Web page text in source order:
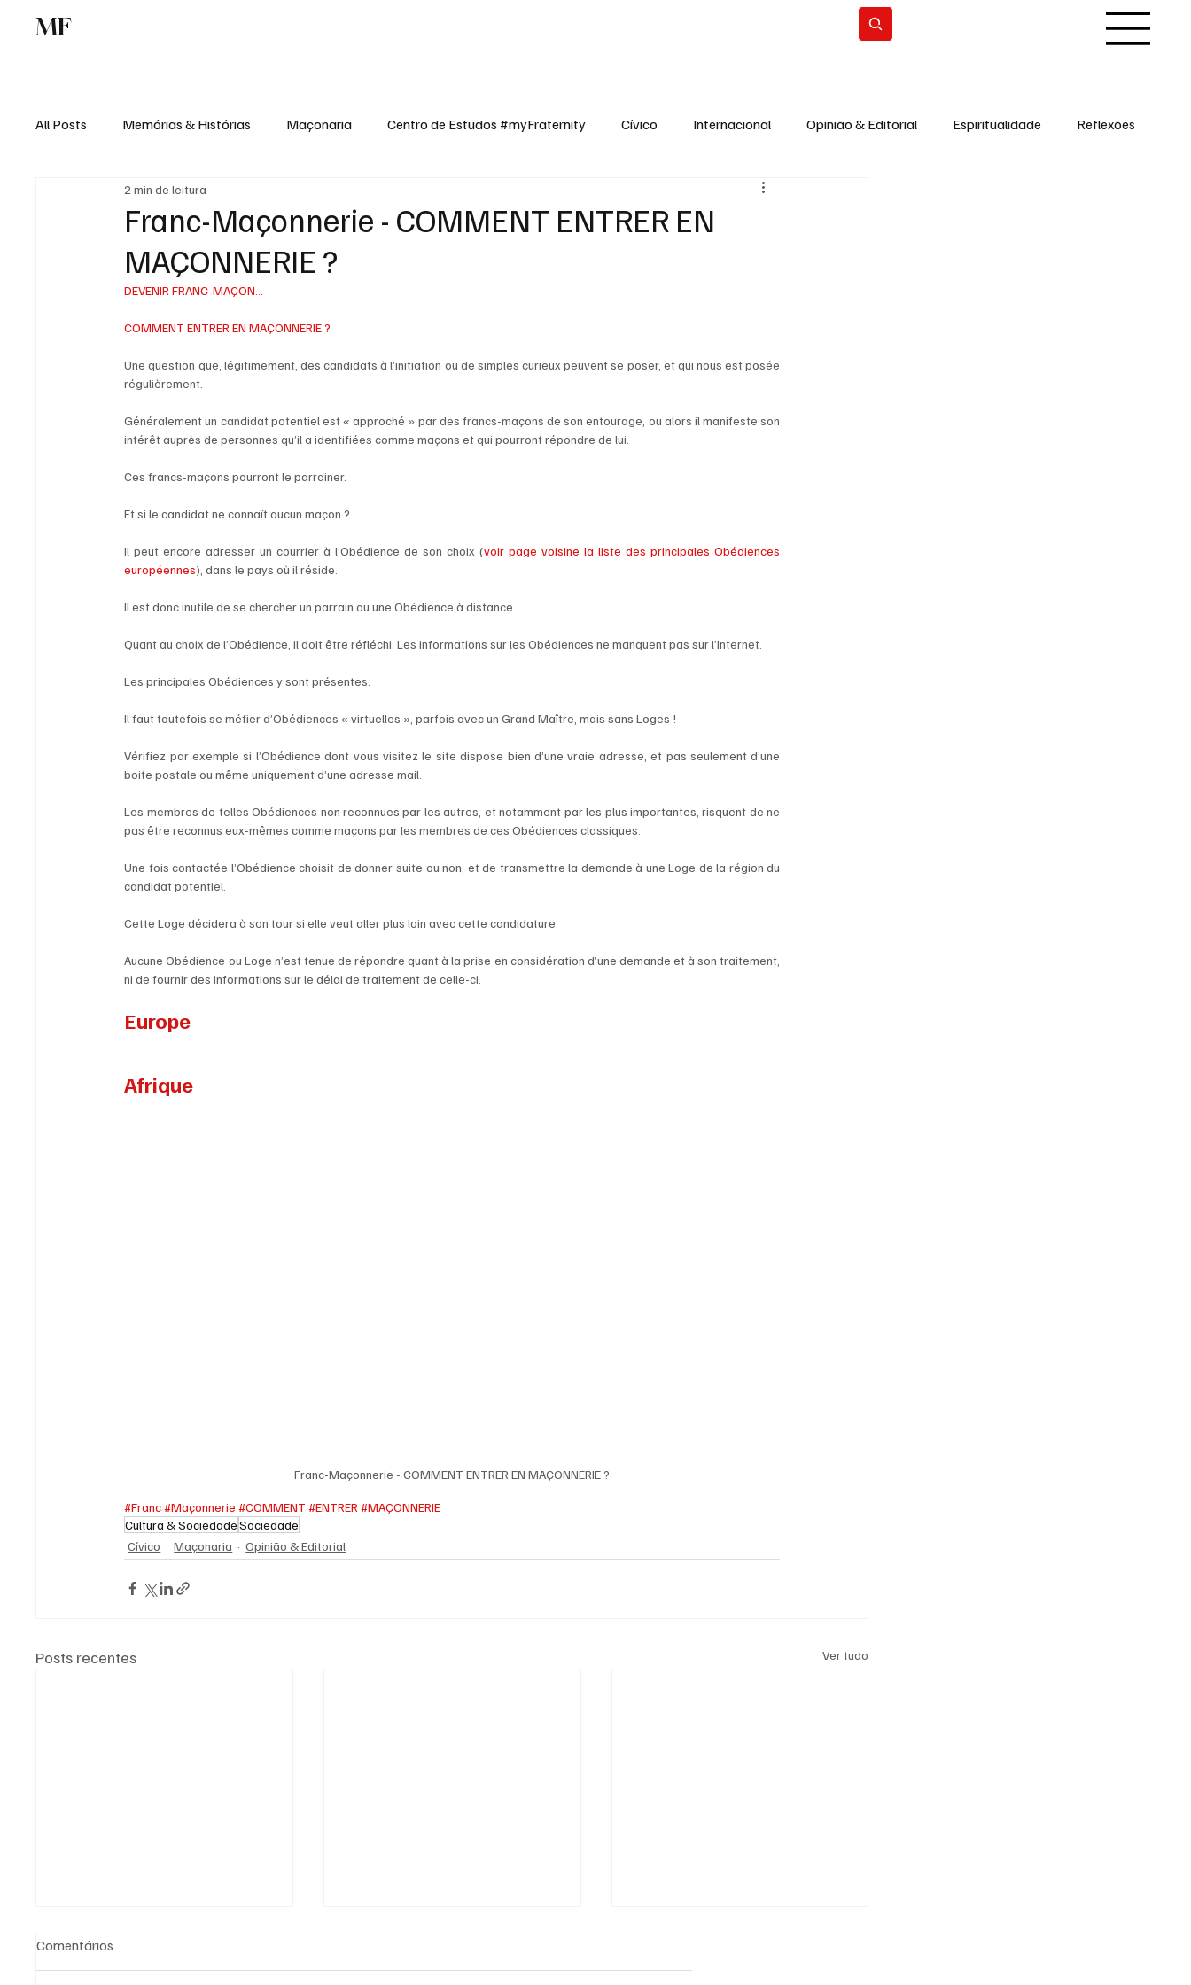
MF
All Posts Memórias & Histórias Maçonaria Centro de Estudos #myFraternity Cívico Internacional Opinião & Editorial Espiritualidade Reflexões
Rádio Digital
Franc-Maçonnerie - COMMENT ENTRER EN
MAÇONNERIE ?
2 min de leitura
DEVENIR FRANC-MAÇON…
COMMENT ENTRER EN MAÇONNERIE ?
Une question que, légitimement, des candidats à l’initiation ou de simples curieux peuvent se poser, et qui nous est posée
régulièrement.
Généralement un candidat potentiel est « approché » par des francs-maçons de son entourage, ou alors il manifeste son
intérêt auprès de personnes qu’il a identifiées comme maçons et qui pourront répondre de lui.
Ces francs-maçons pourront le parrainer.
Et si le candidat ne connaît aucun maçon ?
Il peut encore adresser un courrier à l’Obédience de son choix (voir page voisine la liste des principales Obédiences
européennes), dans le pays où il réside.
Il est donc inutile de se chercher un parrain ou une Obédience à distance.
Quant au choix de l’Obédience, il doit être réfléchi. Les informations sur les Obédiences ne manquent pas sur l’Internet.
Les principales Obédiences y sont présentes.
Il faut toutefois se méfier d’Obédiences « virtuelles », parfois avec un Grand Maître, mais sans Loges !
Vérifiez par exemple si l’Obédience dont vous visitez le site dispose bien d’une vraie adresse, et pas seulement d’une
boite postale ou même uniquement d’une adresse mail.
Les membres de telles Obédiences non reconnues par les autres, et notamment par les plus importantes, risquent de ne
pas être reconnus eux-mêmes comme maçons par les membres de ces Obédiences classiques.
Une fois contactée l’Obédience choisit de donner suite ou non, et de transmettre la demande à une Loge de la région du
candidat potentiel.
Cette Loge décidera à son tour si elle veut aller plus loin avec cette candidature.
Aucune Obédience ou Loge n’est tenue de répondre quant à la prise en considération d’une demande et à son traitement,
ni de fournir des informations sur le délai de traitement de celle-ci.
Europe
Afrique
Franc-Maçonnerie - COMMENT ENTRER EN MAÇONNERIE ?
#Franc#Maçonnerie #COMMENT #ENTRER #MAÇONNERIE
Cultura & SociedadeSociedade
Cívico
Maçonaria Opinião & Editorial
Posts recentes Ver tudo
Comentários